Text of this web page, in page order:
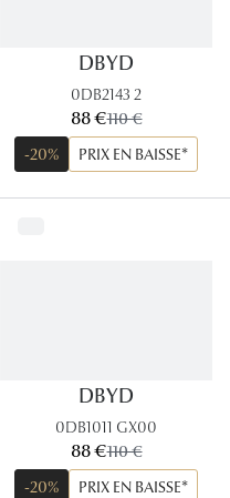
DBYD
0DB2143 2
maintenant:
88 €ancien prix:
110 €
-20%
PRIX EN BAISSE*
DBYD
0DB1011 GX00
maintenant:
88 €ancien prix:
110 €
-20%
PRIX EN BAISSE*